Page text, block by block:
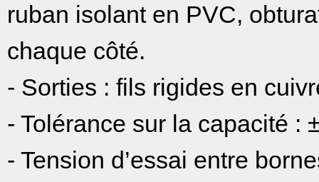
ruban isolant en PVC,
chaque côté.
- Sorties : fils rigides en
- Tolérance sur la capacité :
- Tension d’essai entre